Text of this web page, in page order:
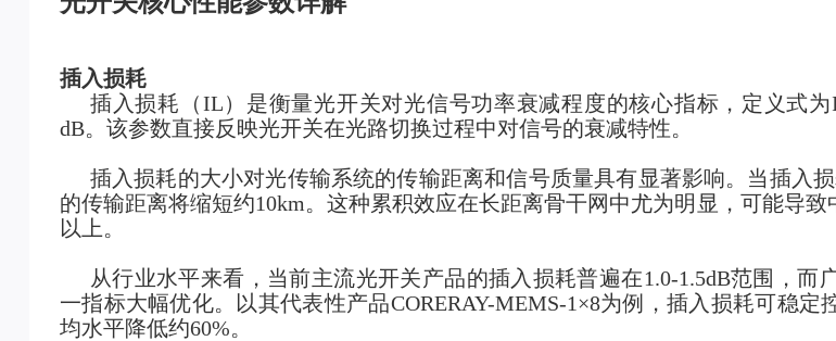
插入损耗
插入损耗（IL）是衡量光开关对光信号功率衰减程度的核心指标，定义式为
dB。该参数直接反映光开关在光路切换过程中对信号的衰减特性。
插入损耗的大小对光传输系统的传输距离和信号质量具有显著影响。当插入
的传输距离将缩短约10km。这种累积效应在长距离骨干网中尤为明显，可能导致
以上。
从行业水平来看，当前主流光开关产品的插入损耗普遍在1.0-1.5dB范围，而
一指标大幅优化。以其代表性产品CORERAY-MEMS-1×8为例，插入损耗可稳定
均水平降低约60%。